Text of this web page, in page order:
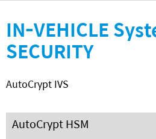
IN-VEHICLE
SECURITY
AutoCrypt IVS
AutoCrypt HSM